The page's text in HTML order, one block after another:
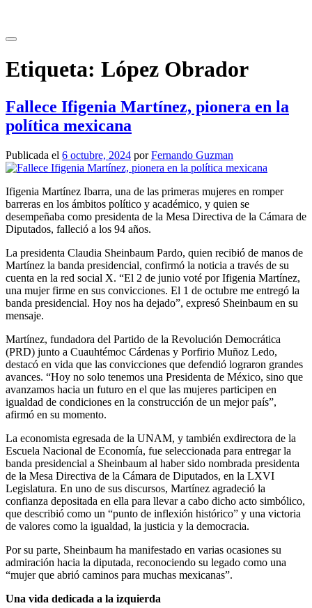
contenido
Etiqueta: López Obrador
Fallece Ifigenia Martínez, pionera en la
política mexicana
Publicada el 6 octubre, 2024 porFernando Guzman
Ifigenia Martínez Ibarra, una de las primeras mujeres en romper
barreras en los ámbitos político y académico, y quien se
desempeñaba como presidenta de la Mesa Directiva de la Cámara de
Diputados, falleció a los 94 años.
La presidenta Claudia Sheinbaum Pardo, quien recibió de manos de
Martínez la banda presidencial, confirmó la noticia a través de su
cuenta en la red social X. “El 2 de junio voté por Ifigenia Martínez,
una mujer firme en sus convicciones. El 1 de octubre me entregó la
banda presidencial. Hoy nos ha dejado”, expresó Sheinbaum en su
mensaje.
Martínez, fundadora del Partido de la Revolución Democrática
(PRD) junto a Cuauhtémoc Cárdenas y Porfirio Muñoz Ledo,
destacó en vida que las convicciones que defendió lograron grandes
avances. “Hoy no solo tenemos una Presidenta de México, sino que
avanzamos hacia un futuro en el que las mujeres participen en
igualdad de condiciones en la construcción de un mejor país”,
afirmó en su momento.
La economista egresada de la UNAM, y también exdirectora de la
Escuela Nacional de Economía, fue seleccionada para entregar la
banda presidencial a Sheinbaum al haber sido nombrada presidenta
de la Mesa Directiva de la Cámara de Diputados, en la LXVI
Legislatura. En uno de sus discursos, Martínez agradeció la
confianza depositada en ella para llevar a cabo dicho acto simbólico,
que describió como un “punto de inflexión histórico” y una victoria
de valores como la igualdad, la justicia y la democracia.
Por su parte, Sheinbaum ha manifestado en varias ocasiones su
admiración hacia la diputada, reconociendo su legado como una
“mujer que abrió caminos para muchas mexicanas”.
Una vida dedicada a la izquierda